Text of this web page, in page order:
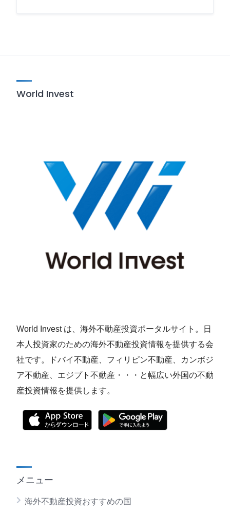
World Invest
World Invest は、海外不動産投資ポータルサイト。日
本人投資家のための海外不動産投資情報を提供する会
社です。ドバイ不動産、フィリピン不動産、カンボジ
ア不動産、エジプト不動産・・・と幅広い外国の不動
産投資情報を提供します。
メニュー
海外不動産投資おすすめの国